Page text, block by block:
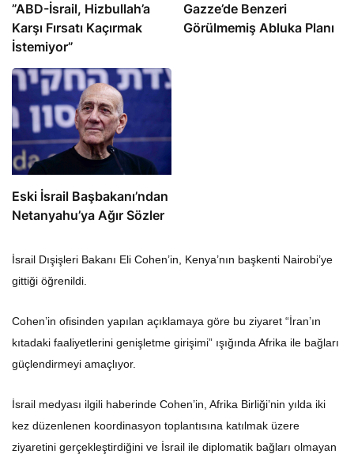
​​​​​​​”ABD-İsrail, Hizbullah’a
Karşı Fırsatı Kaçırmak
İstemiyor”
​​​​​​​Gazze’de Benzeri
Görülmemiş Abluka Planı
Eski İsrail Başbakanı’ndan
Netanyahu’ya Ağır Sözler
İsrail Dışişleri Bakanı Eli Cohen’in, Kenya’nın başkenti Nairobi’ye
gittiği öğrenildi.
Cohen’in ofisinden yapılan açıklamaya göre bu ziyaret “İran’ın
kıtadaki faaliyetlerini genişletme girişimi” ışığında Afrika ile bağları
güçlendirmeyi amaçlıyor.
İsrail medyası ilgili haberinde Cohen’in, Afrika Birliği’nin yılda iki
kez düzenlenen koordinasyon toplantısına katılmak üzere
ziyaretini gerçekleştirdiğini ve İsrail ile diplomatik bağları olmayan